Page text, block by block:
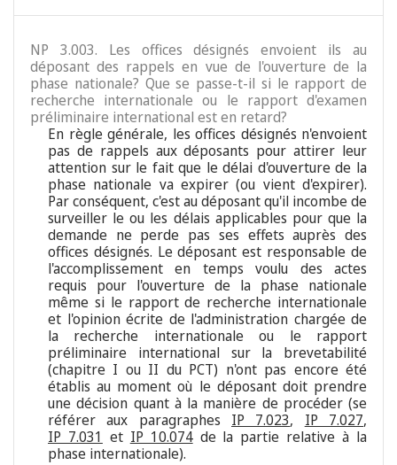
NP 3.003. Les offices désignés envoient ils au
déposant des rappels en vue de l'ouverture de la
phase nationale? Que se passe-t-il si le rapport de
recherche internationale ou le rapport d'examen
préliminaire international est en retard?
En règle générale, les offices désignés n'envoient
pas de rappels aux déposants pour attirer leur
attention sur le fait que le délai d'ouverture de la
phase nationale va expirer (ou vient d'expirer).
Par conséquent, c'est au déposant qu'il incombe de
surveiller le ou les délais applicables pour que la
demande ne perde pas ses effets auprès des
offices désignés. Le déposant est responsable de
l'accomplissement en temps voulu des actes
requis pour l'ouverture de la phase nationale
même si le rapport de recherche internationale
et l'opinion écrite de l'administration chargée de
la recherche internationale ou le rapport
préliminaire international sur la brevetabilité
(chapitre I ou II du PCT) n'ont pas encore été
établis au moment où le déposant doit prendre
une décision quant à la manière de procéder (se
référer aux paragraphes IP 7.023, IP 7.027,
IP 7.031 et IP 10.074de la partie relative à la
phase internationale).